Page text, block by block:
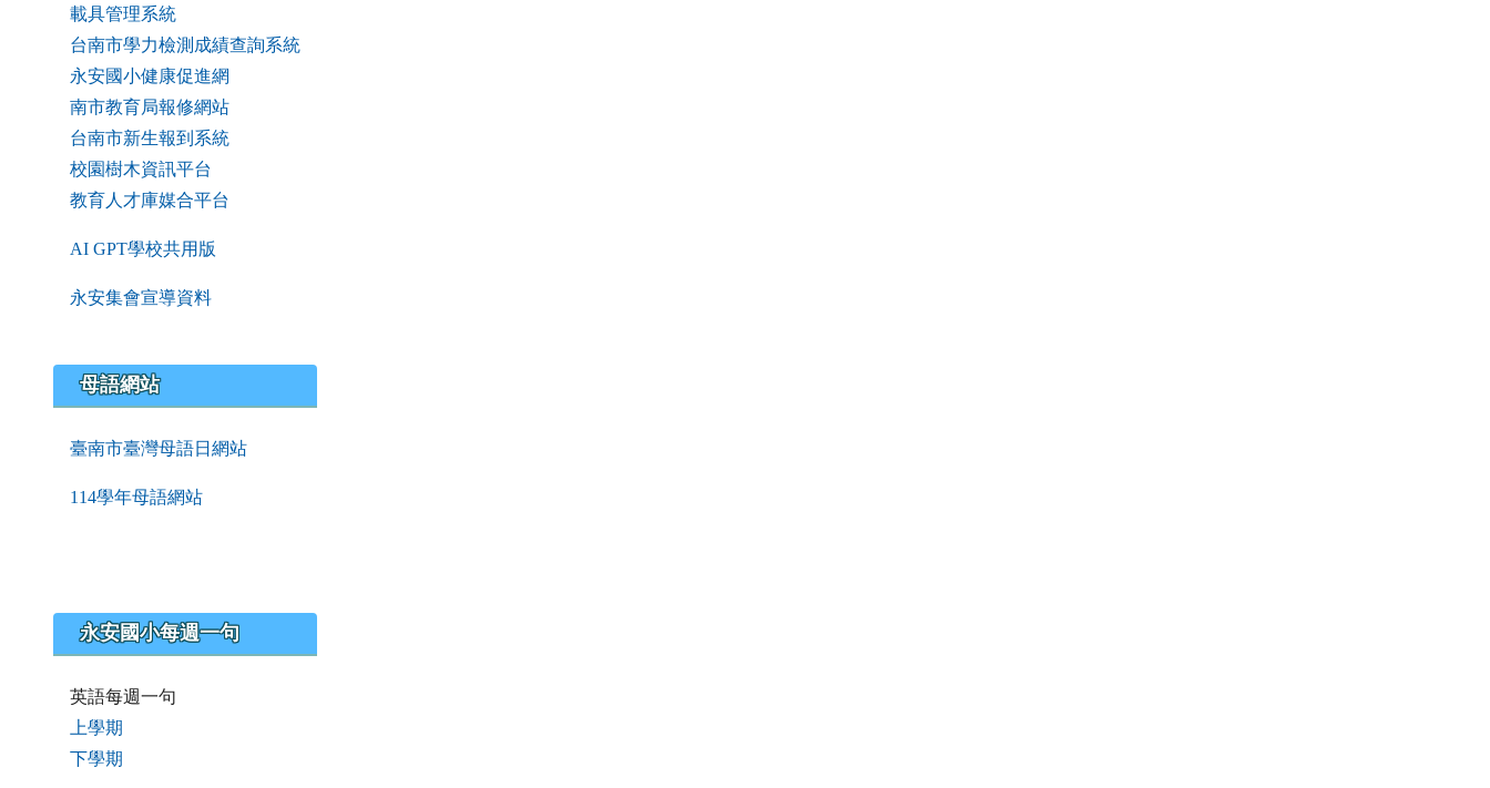
載具管理系統
台南市學力檢測成績查詢系統
永安國小健康促進網
南市教育局報修網站
台南市新生報到系統
校園樹木資訊平台
教育人才庫媒合平台
AI GPT學校共用版
永安集會宣導資料
母語網站
臺南市臺灣母語日網站
114學年母語網站
永安國小每週一句
英語每週一句
上學期
下學期